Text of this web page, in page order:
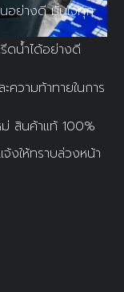
อย่างดี มั่นใจทุก
ดน้ำได้อย่างดี
ความท้าทายในการ
ม่ สินค้าแท้ 100%
งให้ทราบล่วงหน้า